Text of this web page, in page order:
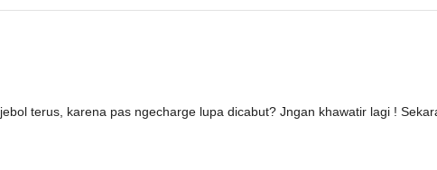
terus, karena pas ngecharge lupa dicabut? Jngan khawatir lagi !